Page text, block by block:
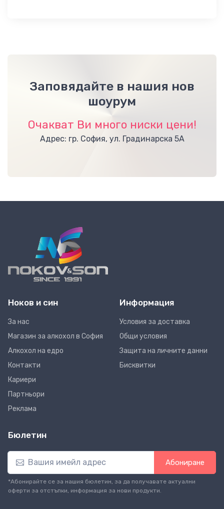
Заповядайте в нашия нов
шоурум
Очакват Ви много ниски цени!
Адрес: гр. София, ул. Градинарска 5А
Ноков и син
За нас
Магазин за алкохол в София
Алкохол на едро
Контакти
Кариери
Партньори
Реклама
Информация
Условия за доставка
Общи условия
Защита на личните данни
Бисквитки
Бюлетин
Абониране
*Абонирайте се за нашия бюлетин, за да получавате актуални
оферти за отстъпки, информация за нови продукти.